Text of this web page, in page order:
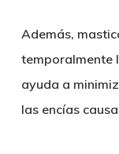
Además,
temporalmente
ayuda a
las encías